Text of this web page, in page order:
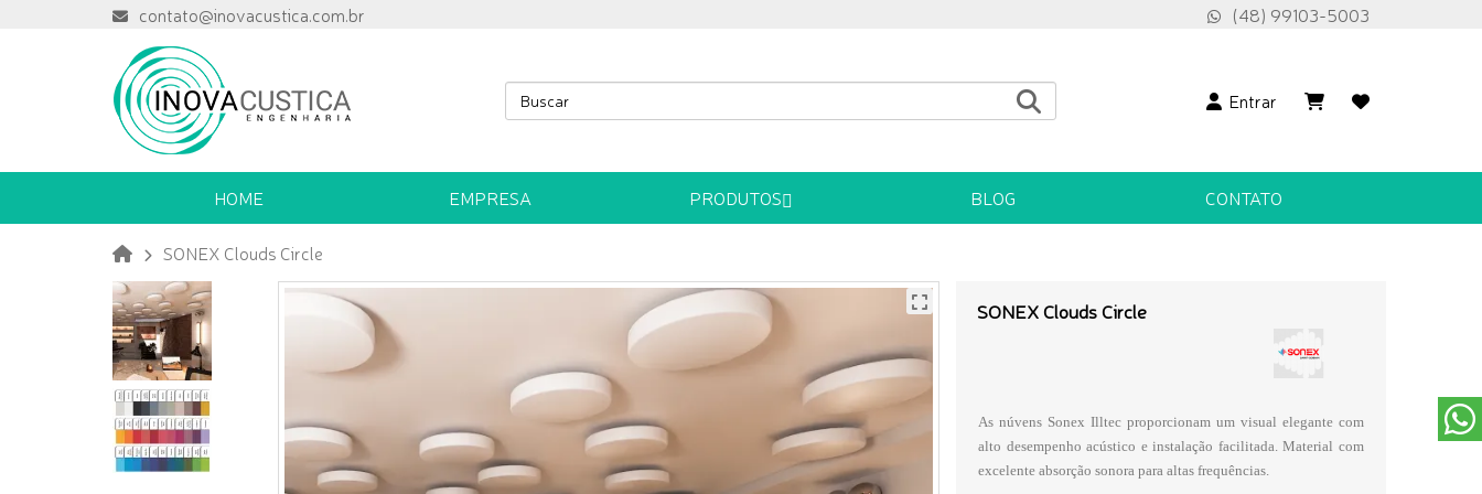
contato@inovacustica.com.br (48) 99103-5003
Entrar
HOME EMPRESA PRODUTOS BLOG CONTATO
SONEX Clouds Circle
SONEX Clouds Circle
As núvens Sonex Illtec proporcionam um visual elegante com
alto desempenho acústico e instalação facilitada. Material com
excelente absorção sonora para altas frequências.